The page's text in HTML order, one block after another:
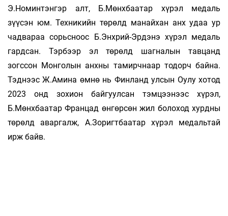
Э.Но­мин­тэн­гэр алт, Б.Мөнх­баа­тар хүрэл медаль
зүүсэн юм. Тех­никийн төрөлд манайхан анх удаа ур
чад­вараа сорьсноос Б.Энхрий-Эрдэнэ хүрэл ме­даль
гардсан. Тэрбээр эл төрөлд шагналын тав­цанд
зогссон Монголын анхны тамирчнаар то­дорч байна.
Тэднээс Ж.Амина өмнө нь Фин­ланд улсын Оулу хотод
2023 онд зохион бай­гуул­сан тэмцээнээс хүрэл,
Б.Мөнх­баатар Фран­цад өнгөрсөн жил болоход хурд­ны
төрөлд авар­галж, А.Зоригтбаатар хүрэл медальтай
ирж байв.